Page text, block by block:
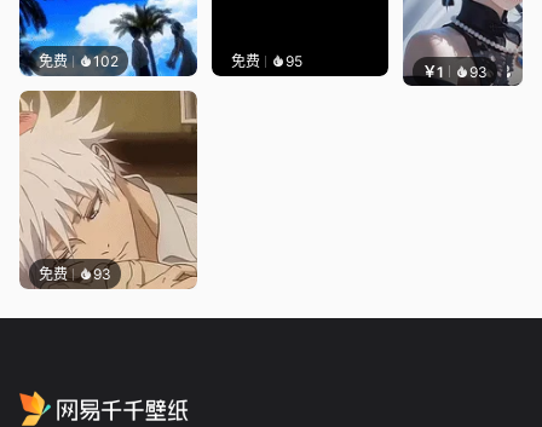
免费 102 免费 95
免费 93
￥1 93 辰东